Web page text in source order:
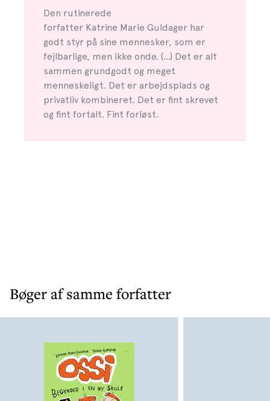
Den rutinerede
forfatter Katrine Marie Guldager har
godt styr på sine mennesker, som er
fejlbarlige, men ikke onde. (…) Det er alt
sammen grundgodt og meget
menneskeligt. Det er arbejdsplads og
privatliv kombineret. Det er fint skrevet
og fint fortalt. Fint forløst.
Bøger af samme forfatter